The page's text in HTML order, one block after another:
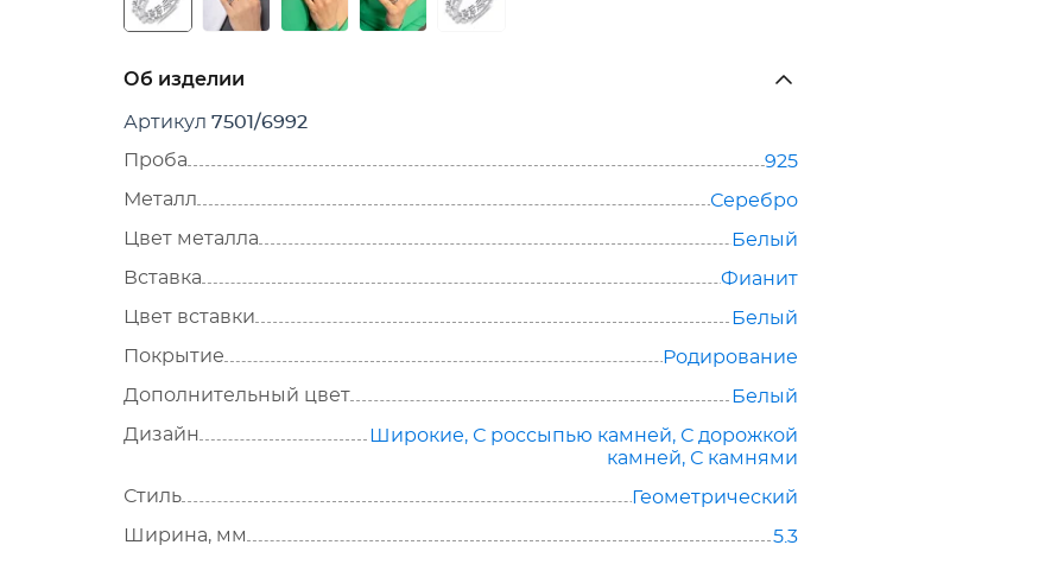
Об изделии
Артикул 7501/6992
Проба
925
Металл
Серебро
Цвет металла
Белый
Вставка
Фианит
Цвет вставки
Белый
Покрытие
Родирование
Дополнительный цвет
Белый
Дизайн
Широкие, С россыпью камней, С дорожкой
камней, С камнями
Стиль
Геометрический
Ширина, мм
5.3